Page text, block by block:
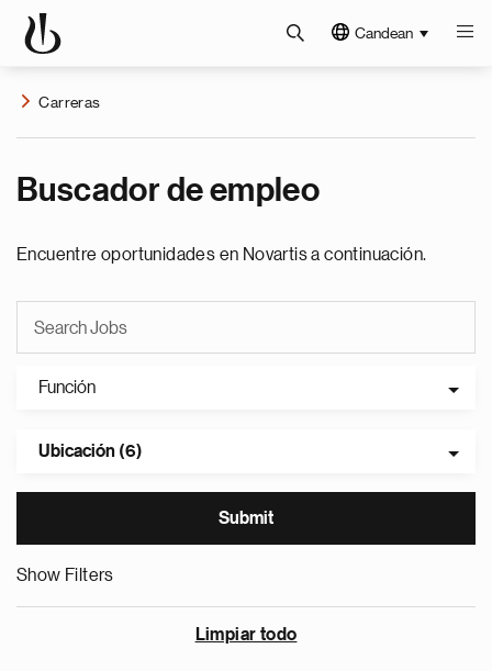
Candean
Carreras
Buscador de empleo
Encuentre oportunidades en Novartis a continuación.
Función
Ubicación (6)
Show Filters
Limpiar todo